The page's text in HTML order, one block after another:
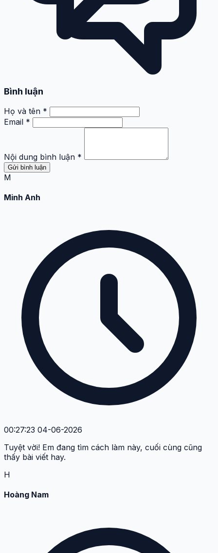
Bình luận
Họ và tên *
Email *
Nội dung bình luận *
Gửi bình luận
M
Minh Anh
00:27:23 04-06-2026
Tuyệt vời! Em đang tìm cách làm này, cuối cùng cũng
thấy bài viết hay.
H
Hoàng Nam